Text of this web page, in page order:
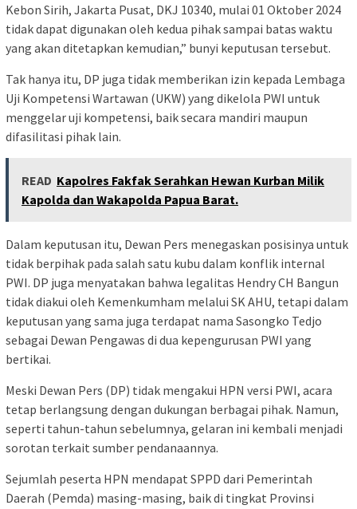
Kebon Sirih, Jakarta Pusat, DKJ 10340, mulai 01 Oktober 2024
tidak dapat digunakan oleh kedua pihak sampai batas waktu
yang akan ditetapkan kemudian,” bunyi keputusan tersebut.
Tak hanya itu, DP juga tidak memberikan izin kepada Lembaga
Uji Kompetensi Wartawan (UKW) yang dikelola PWI untuk
menggelar uji kompetensi, baik secara mandiri maupun
difasilitasi pihak lain.
READ Kapolres Fakfak Serahkan Hewan Kurban Milik
Kapolda dan Wakapolda Papua Barat.
Dalam keputusan itu, Dewan Pers menegaskan posisinya untuk
tidak berpihak pada salah satu kubu dalam konflik internal
PWI. DP juga menyatakan bahwa legalitas Hendry CH Bangun
tidak diakui oleh Kemenkumham melalui SK AHU, tetapi dalam
keputusan yang sama juga terdapat nama Sasongko Tedjo
sebagai Dewan Pengawas di dua kepengurusan PWI yang
bertikai.
Meski Dewan Pers (DP) tidak mengakui HPN versi PWI, acara
tetap berlangsung dengan dukungan berbagai pihak. Namun,
seperti tahun-tahun sebelumnya, gelaran ini kembali menjadi
sorotan terkait sumber pendanaannya.
Sejumlah peserta HPN mendapat SPPD dari Pemerintah
Daerah (Pemda) masing-masing, baik di tingkat Provinsi